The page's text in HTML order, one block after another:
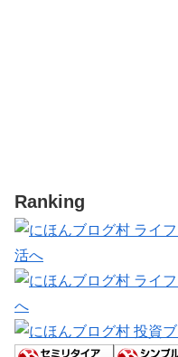
Ranking